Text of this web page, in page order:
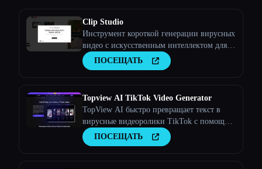
Clip Studio
Инструмент короткой генерации вирусных
видео с искусственным интеллектом для
TikTok, YouTube и Instagram. Создавайте
вирусные видеоролики без особых
ПОСЕЩАТЬ
Topview AI TikTok Video Generator
TopView AI быстро превращает текст в
вирусные видеоролики TikTok с помощью
автоматических сценариев, клипов,
озвучек и музыки.
ПОСЕЩАТЬ